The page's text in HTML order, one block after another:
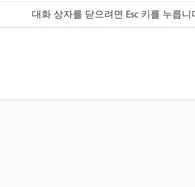
대화 상자를 닫으려면 Esc 키를 누릅니